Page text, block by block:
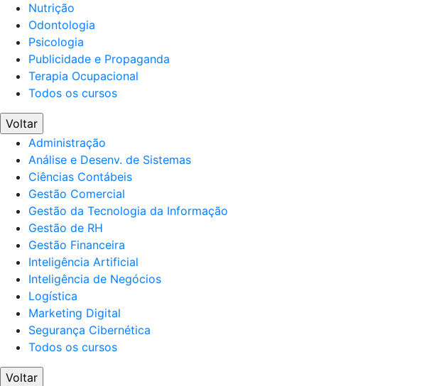
Nutrição
Odontologia
Psicologia
Publicidade e Propaganda
Terapia Ocupacional
Todos os cursos
Voltar
Administração
Análise e Desenv. de Sistemas
Ciências Contábeis
Gestão Comercial
Gestão da Tecnologia da Informação
Gestão de RH
Gestão Financeira
Inteligência Artificial
Inteligência de Negócios
Logística
Marketing Digital
Segurança Cibernética
Todos os cursos
Voltar